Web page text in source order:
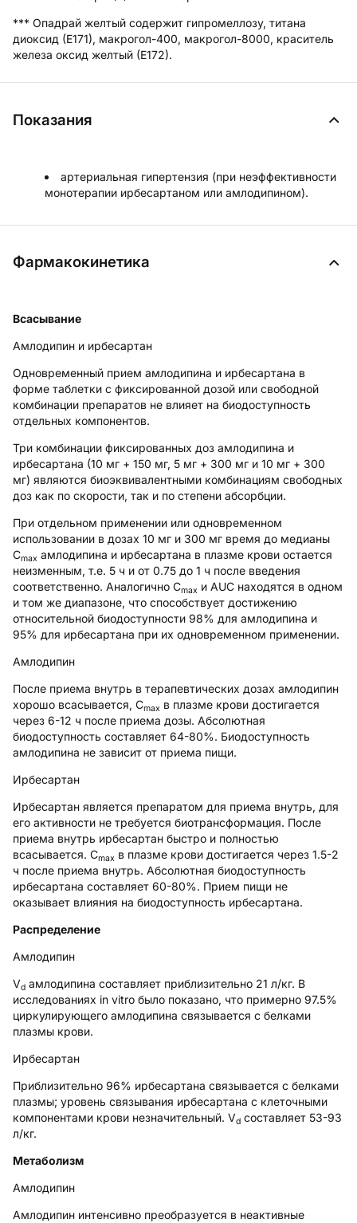
*** Опадрай желтый содержит гипромеллозу, титана
диоксид (Е171), макрогол-400, макрогол-8000, краситель
железа оксид желтый (Е172).
Показания
артериальная гипертензия (при неэффективности
монотерапии ирбесартаном или амлодипином).
Фармакокинетика
Всасывание
Амлодипин и ирбесартан
Одновременный прием амлодипина и ирбесартана в
форме таблетки с фиксированной дозой или свободной
комбинации препаратов не влияет на биодоступность
отдельных компонентов.
Три комбинации фиксированных доз амлодипина и
ирбесартана (10 мг + 150 мг, 5 мг + 300 мг и 10 мг + 300
мг) являются биоэквивалентными комбинациям свободных
доз как по скорости, так и по степени абсорбции.
При отдельном применении или одновременном
использовании в дозах 10 мг и 300 мг время до медианы
Cmax амлодипина и ирбесартана в плазме крови остается
неизменным, т.е. 5 ч и от 0.75 до 1 ч после введения
соответственно. Аналогично Cmax и AUC находятся в одном
и том же диапазоне, что способствует достижению
относительной биодоступности 98% для амлодипина и
95% для ирбесартана при их одновременном применении.
Амлодипин
После приема внутрь в терапевтических дозах амлодипин
хорошо всасывается, Cmax в плазме крови достигается
через 6-12 ч после приема дозы. Абсолютная
биодоступность составляет 64-80%. Биодоступность
амлодипина не зависит от приема пищи.
Ирбесартан
Ирбесартан является препаратом для приема внутрь, для
его активности не требуется биотрансформация. После
приема внутрь ирбесартан быстро и полностью
всасывается. Cmax в плазме крови достигается через 1.5-2
ч после приема внутрь. Абсолютная биодоступность
ирбесартана составляет 60-80%. Прием пищи не
оказывает влияния на биодоступность ирбесартана.
Распределение
Амлодипин
Vd амлодипина составляет приблизительно 21 л/кг. В
исследованиях in vitro было показано, что примерно 97.5%
циркулирующего амлодипина связывается с белками
плазмы крови.
Ирбесартан
Приблизительно 96% ирбесартана связывается с белками
плазмы; уровень связывания ирбесартана с клеточными
компонентами крови незначительный. Vd составляет 53-93
л/кг.
Метаболизм
Амлодипин
Амлодипин интенсивно преобразуется в неактивные